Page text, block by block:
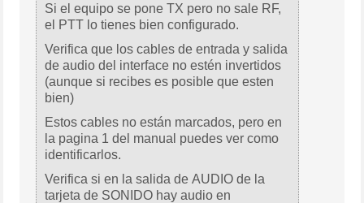
Si el equipo se pone TX pero no sale RF,
el PTT lo tienes bien configurado.
Verifica que los cables de entrada y salida
de audio del interface no estén invertidos
(aunque si recibes es posible que esten
bien)
Estos cables no están marcados, pero en
la pagina 1 del manual puedes ver como
identificarlos.
Verifica si en la salida de AUDIO de la
tarjeta de SONIDO hay audio en